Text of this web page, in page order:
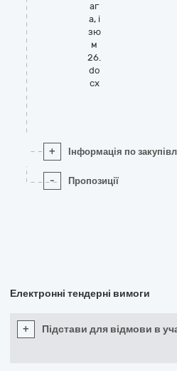
аг
а, і
зю
м
26.
do
cx
+ Інформація по
- Пропозиції
Електронні тендерні вимоги
+ Підстави для відмови в